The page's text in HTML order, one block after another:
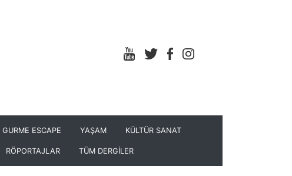
GURME ESCAPE YAŞAM KÜLTÜR SANAT
RÖPORTAJLAR TÜM DERGİLER